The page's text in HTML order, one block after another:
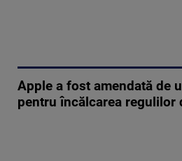
Apple a fost amendată de
pentru încălcarea regulilor